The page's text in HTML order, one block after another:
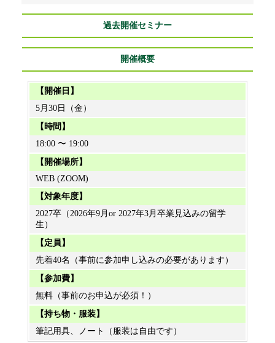
過去開催セミナー
開催概要
【開催日】
5月30日（金）
【時間】
18:00 〜 19:00
【開催場所】
WEB (ZOOM)
【対象年度】
2027卒（2026年9月or 2027年3月卒業見込みの留学
生）
【定員】
先着40名（事前に参加申し込みの必要があります）
【参加費】
無料（事前のお申込が必須！）
【持ち物・服装】
筆記用具、ノート（服装は自由です）